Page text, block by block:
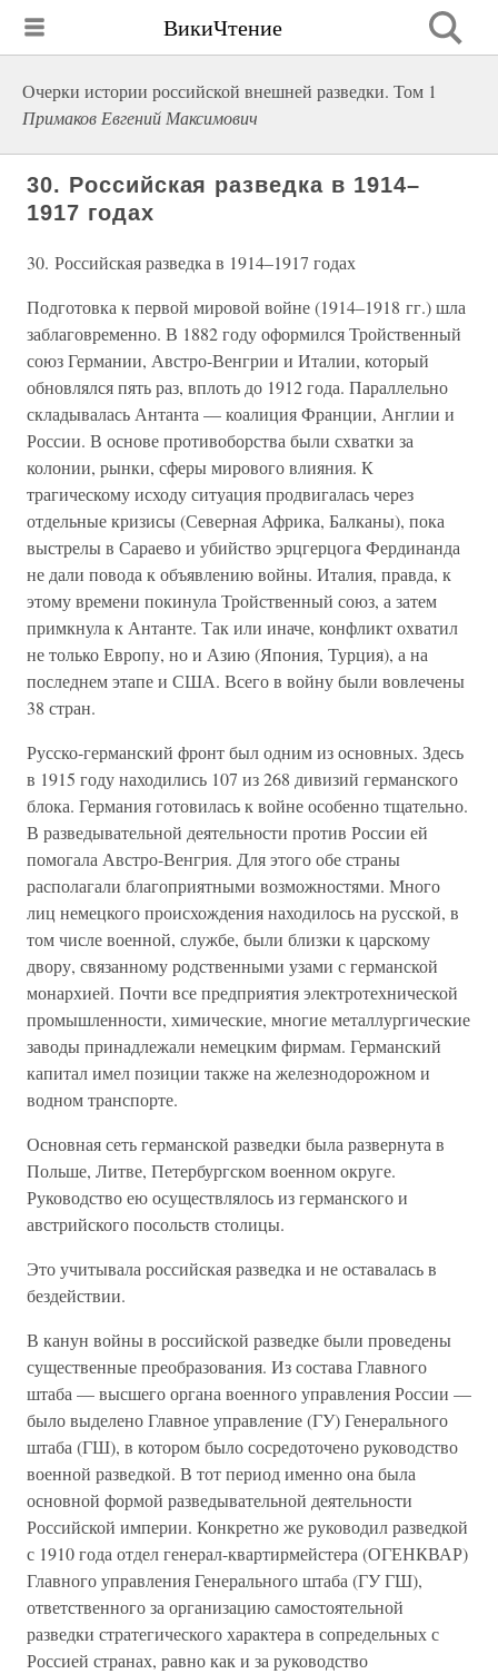
ВикиЧтение
Очерки истории российской внешней разведки. Том 1
Примаков Евгений Максимович
30. Российская разведка в 1914–
1917 годах
30. Российская разведка в 1914–1917 годах
Подготовка к первой мировой войне (1914–1918 гг.) шла
заблаговременно. В 1882 году оформился Тройственный
союз Германии, Австро-Венгрии и Италии, который
обновлялся пять раз, вплоть до 1912 года. Параллельно
складывалась Антанта — коалиция Франции, Англии и
России. В основе противоборства были схватки за
колонии, рынки, сферы мирового влияния. К
трагическому исходу ситуация продвигалась через
отдельные кризисы (Северная Африка, Балканы), пока
выстрелы в Сараево и убийство эрцгерцога Фердинанда
не дали повода к объявлению войны. Италия, правда, к
этому времени покинула Тройственный союз, а затем
примкнула к Антанте. Так или иначе, конфликт охватил
не только Европу, но и Азию (Япония, Турция), а на
последнем этапе и США. Всего в войну были вовлечены
38 стран.
Русско-германский фронт был одним из основных. Здесь
в 1915 году находились 107 из 268 дивизий германского
блока. Германия готовилась к войне особенно тщательно.
В разведывательной деятельности против России ей
помогала Австро-Венгрия. Для этого обе страны
располагали благоприятными возможностями. Много
лиц немецкого происхождения находилось на русской, в
том числе военной, службе, были близки к царскому
двору, связанному родственными узами с германской
монархией. Почти все предприятия электротехнической
промышленности, химические, многие металлургические
заводы принадлежали немецким фирмам. Германский
капитал имел позиции также на железнодорожном и
водном транспорте.
Основная сеть германской разведки была развернута в
Польше, Литве, Петербургском военном округе.
Руководство ею осуществлялось из германского и
австрийского посольств столицы.
Это учитывала российская разведка и не оставалась в
бездействии.
В канун войны в российской разведке были проведены
существенные преобразования. Из состава Главного
штаба — высшего органа военного управления России —
было выделено Главное управление (ГУ) Генерального
штаба (ГШ), в котором было сосредоточено руководство
военной разведкой. В тот период именно она была
основной формой разведывательной деятельности
Российской империи. Конкретно же руководил разведкой
с 1910 года отдел генерал-квартирмейстера (ОГЕНКВАР)
Главного управления Генерального штаба (ГУ ГШ),
ответственного за организацию самостоятельной
разведки стратегического характера в сопредельных с
Россией странах, равно как и за руководство